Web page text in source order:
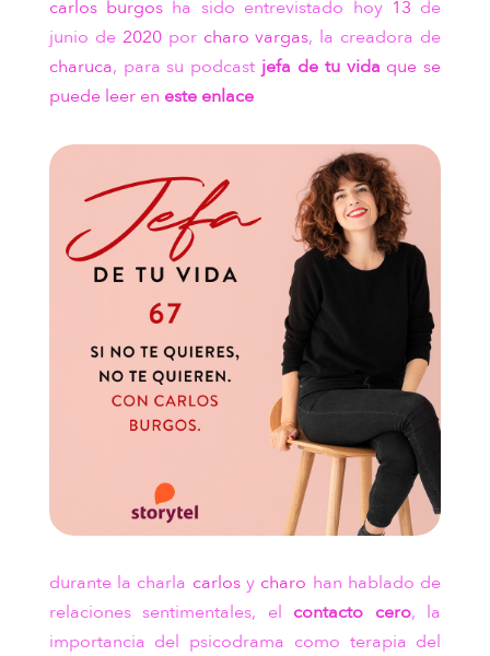
carlos burgos ha sido entrevistado hoy 13 de
junio de 2020por charo vargas, la creadora de
charuca, para su podcast jefa de tu vida que se
puede leer en este enlace
durante la charla carlosy charo han hablado de
relaciones sentimentales, el contacto cero, la
importancia del psicodrama como terapia del